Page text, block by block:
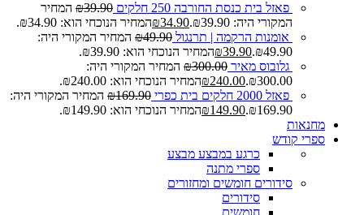
פאזל בית כנסת החורבה 250 חלקים ₪39.90
המחיר
המקורי היה: ₪39.90.
₪34.90
המחיר הנוכחי הוא: ₪34.90.
אומנות הרקמה | תרנגול
₪49.90
המחיר המקורי היה:
₪49.90.
₪39.90
המחיר הנוכחי הוא: ₪39.90.
גלובוס מאיר
₪300.00
המחיר המקורי היה:
₪300.00.
₪240.00
המחיר הנוכחי הוא: ₪240.00.
פאזל 2000 חלקים בית כפרי
₪169.90
המחיר המקורי היה:
₪169.90.
₪149.90
המחיר הנוכחי הוא: ₪149.90.
מחנאות
ספרי קודש
כרגע במבצע מבצע
ספרי מתנה
סידורים חומשים ומחזורים
סידורים